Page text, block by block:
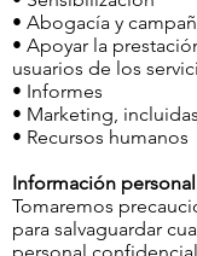
• Abogacía y
• Apoyar la
usuarios de los
• Informes
• Marketing,
• Recursos humanos
Información
Tomaremos
para salvaguardar